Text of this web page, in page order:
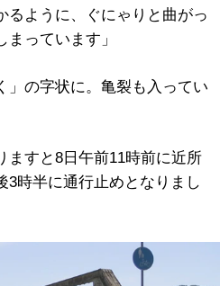
るように、ぐにゃりと曲がっ
っています」
の字状に。亀裂も入ってい
すと8日午前11時前に近所
3時半に通行止めとなりまし